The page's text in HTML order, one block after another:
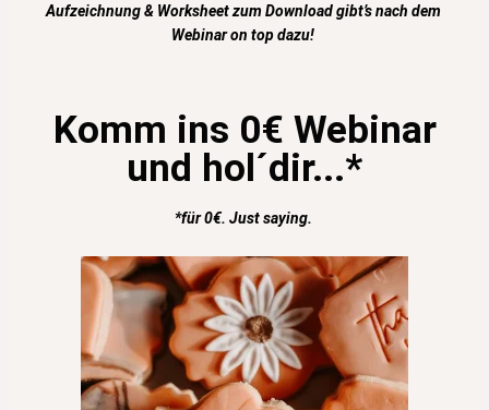
Aufzeichnung & Worksheet zum Download gibt’s nach dem
Webinar on top dazu!
Komm ins 0€ Webinar
und hol´dir...*
*für 0€. Just saying.